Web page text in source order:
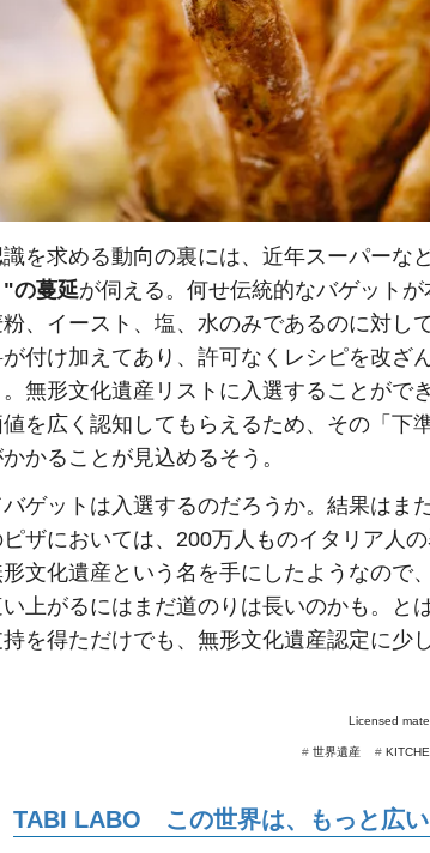
を求める動向の裏には、近年スーパーな
の蔓延が伺える。何せ伝統的なバゲット
、イースト、塩、水のみであるのに対し
付け加えてあり、許可なくレシピを改ざ
無形文化遺産リストに入選することがで
を広く認知してもらえるため、その「下
かることが見込めるそう。
ゲットは入選するのだろうか。結果はま
ザにおいては、200万人ものイタリア人
文化遺産という名を手にしたようなので
上がるにはまだ道のりは長いのかも。と
を得ただけでも、無形文化遺産認定に少
Licensed
#
# 世界遺産
TABI LABO この世界は、もっと広い